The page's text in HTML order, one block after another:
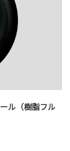
ル（樹脂フル